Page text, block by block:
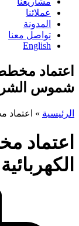
عملائنا
المدونة
تواصل معنا
English
اعتماد
شموس
الرئيسية »
اعتماد